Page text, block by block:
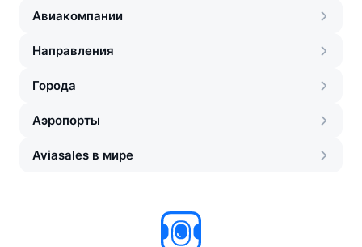
Авиакомпании
Направления
Города
Аэропорты
Aviasales в мире